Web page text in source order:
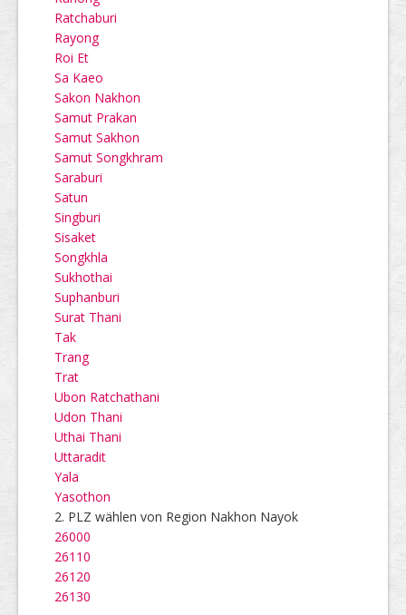
Ratchaburi
Rayong
Roi Et
Sa Kaeo
Sakon Nakhon
Samut Prakan
Samut Sakhon
Samut Songkhram
Saraburi
Satun
Singburi
Sisaket
Songkhla
Sukhothai
Suphanburi
Surat Thani
Tak
Trang
Trat
Ubon Ratchathani
Udon Thani
Uthai Thani
Uttaradit
Yala
Yasothon
2. PLZ wählen von Region Nakhon Nayok
26000
26110
26120
26130